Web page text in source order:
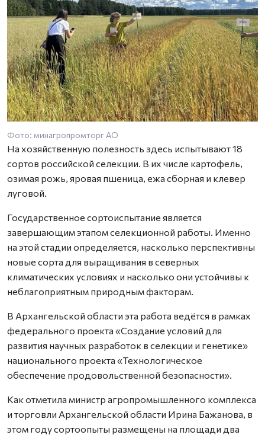
Фото: минагропромторг АО
На хозяйственную полезность здесь испытывают 18
сортов российской селекции. В их числе картофель,
озимая рожь, яровая пшеница, ежа сборная и клевер
луговой.
Государственное сортоиспытание является
завершающим этапом селекционной работы. Именно
на этой стадии определяется, насколько перспективны
новые сорта для выращивания в северных
климатических условиях и насколько они устойчивы к
неблагоприятным природным факторам.
В Архангельской области эта работа ведётся в рамках
федерального проекта «Создание условий для
развития научных разработок в селекции и генетике»
национального проекта «Технологическое
обеспечение продовольственной безопасности».
Как отметила министр агропромышленного комплекса
и торговли Архангельской области Ирина Бажанова, в
этом году сортоопыты размещены на площади два